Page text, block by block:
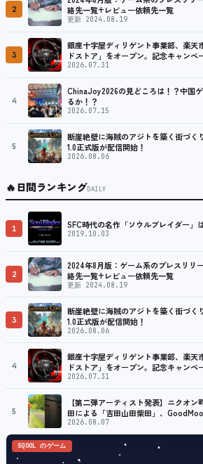
2
絡先一覧+レビュー依頼先一覧
更新 2024.08.19
3
銀座十字屋ディリゲント事業部、楽
ドストア」をオープン。記念キャンペ
ング／フライトシム向けコントローラ
2026.07.31
4
ChinaJoy2026の見どころは！？中国
るか！？
2026.07.15
5
断崖絶壁に海賊のアジトを築く街づく
1.0正式版が配信開始！
2026.08.06
🔥日間ランキングDAILY
1 SFC時代の名作「ソウルブレイダー」
2019.10.03
2
2024年8月版：ゲーム系のプレスリリ
絡先一覧+レビュー依頼先一覧
更新 2024.08.19
3
断崖絶壁に海賊のアジトを築く街づく
1.0正式版が配信開始！
2026.08.06
4
銀座十字屋ディリゲント事業部、楽
ドストア」をオープン。記念キャンペ
ング／フライトシム向けコントローラ
2026.07.31
5
【第二弾アーティスト発表】ニクオ
田による「吉田山田柴田」、
2026.08.07
SQOOL のゲーム